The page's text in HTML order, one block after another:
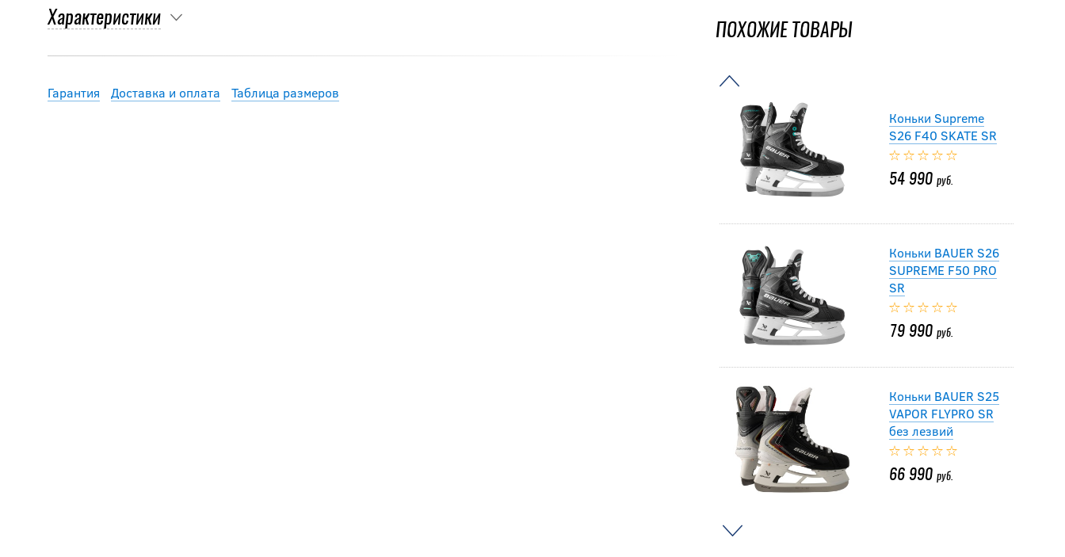
Характеристики
Гарантия Доставка и оплата Таблица размеров
ПОХОЖИЕ ТОВАРЫ
Коньки Supreme
S26 F40 SKATE SR
54 990руб.
Коньки BAUER S26
SUPREME F50 PRO
SR
79 990руб.
Коньки BAUER S25
VAPOR FLYPRO SR
без лезвий
66 990руб.